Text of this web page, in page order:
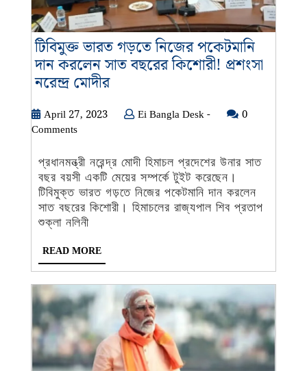
টিবিমুক্ত ভারত গড়তে নিজের পকেটমানি
দান করলেন সাত বছরের কিশোরী! প্রশংসা
নরেন্দ্র মোদীরটিবিমুক্ত
গড়তে
পকেটমানি
দান
করলেন
সাত
নরেন্দ্র
মোদীর
April 27, 2023April Ei Bangla Desk -Ei
-
0
Comments
প্রধানমন্ত্রী নরেন্দ্র মোদী হিমাচল প্রদেশের উনার সাত
বছর বয়সী একটি মেয়ের সম্পর্কে টুইট করেছেন।
টিবিমুক্ত ভারত গড়তে নিজের পকেটমানি দান করলেন
সাত বছরের কিশোরী। হিমাচলের রাজ্যপাল শিব প্রতাপ
শুক্লা নলিনী
READ MOREREAD
MORE